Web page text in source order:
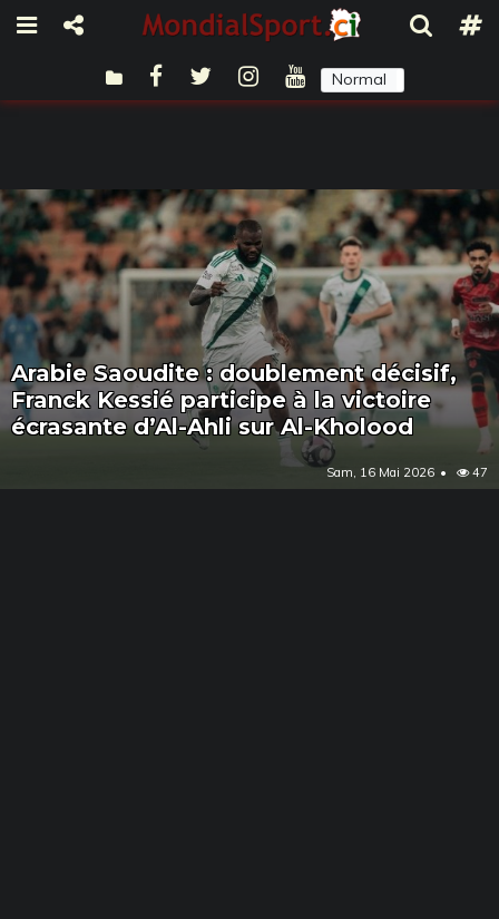
Normal
Arabie Saoudite : doublement décisif,
Franck Kessié participe à la victoire
écrasante d’Al-Ahli sur Al-Kholood
Sam, 16 Mai 2026 47